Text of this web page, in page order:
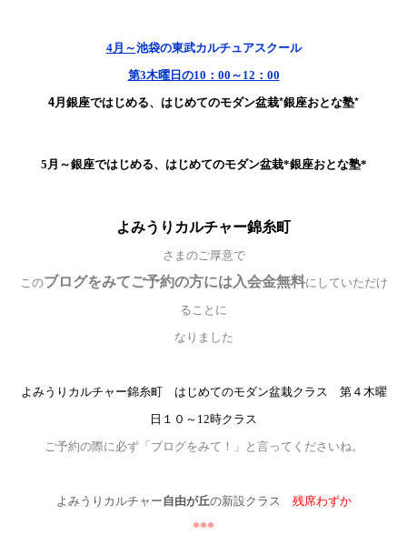
4月～池袋の東武カルチュアスクール
第3木曜日の10：00～12：00
4月銀座ではじめる、はじめてのモダン盆栽*銀座おとな塾*
5月～銀座ではじめる、はじめてのモダン盆栽*銀座おとな塾*
よみうりカルチャー錦糸町
さまのご厚意で
このブログをみてご予約の方には入会金無料にしていただけ
ることに
なりました
よみうりカルチャー錦糸町 はじめてのモダン盆栽クラス 第４木曜
日１０～12時クラス
ご予約の際に必ず「ブログをみて！」と言ってくださいね。
よみうりカルチャー自由が丘の新設クラス 残席わずか
***